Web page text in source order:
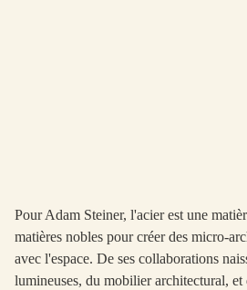
Pour Adam Steiner, l'acier est une
matières nobles pour créer des micro-
avec l'espace. De ses collaborations
lumineuses, du mobilier architectural, et